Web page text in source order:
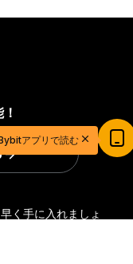
く手に入れましょ
始めよう
アプリで読む